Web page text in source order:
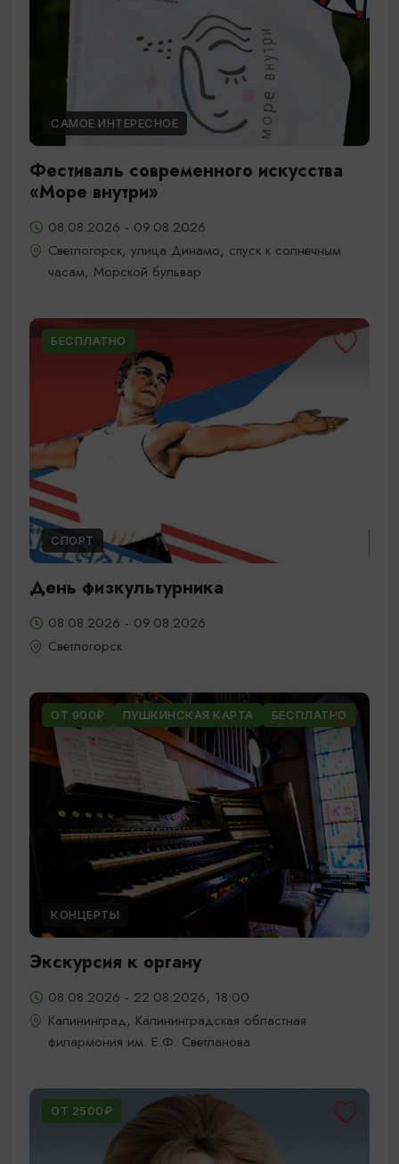
САМОЕ ИНТЕРЕСНОЕ
Фестиваль современного искусства
«Море внутри»
08.08.2026 - 09.08.2026
Светлогорск, улица Динамо, спуск к солнечным
часам, Морской бульвар
БЕСПЛАТНО
СПОРТ
День физкультурника
08.08.2026 - 09.08.2026
Светлогорск
ОТ 900₽ ПУШКИНСКАЯ КАРТА БЕСПЛАТНО
КОНЦЕРТЫ
Экскурсия к органу
08.08.2026 - 22.08.2026, 18:00
Калининград, Калининградская областная
филармония им. Е.Ф. Светланова
ОТ 2500₽